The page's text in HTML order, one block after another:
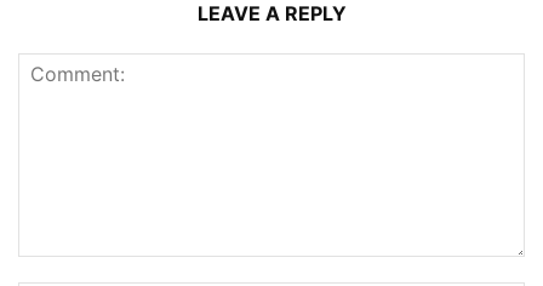
LEAVE A REPLY